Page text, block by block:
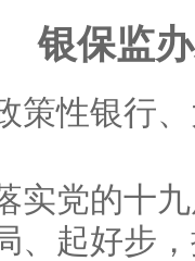
银保监
策性银行
党的十九
、起好步